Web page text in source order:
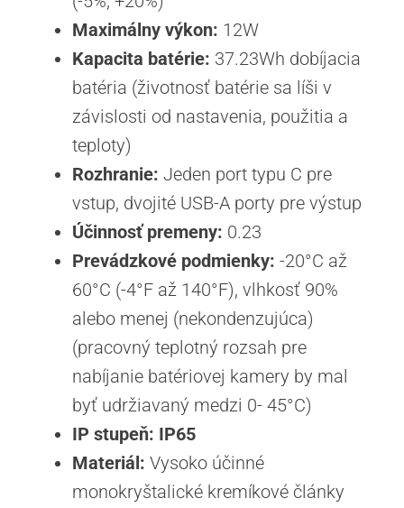
Maximálny výkon: 12W
Kapacita batérie: 37.23Wh dobíjacia
batéria (životnosť batérie sa líši v
závislosti od nastavenia, použitia a
teploty)
Rozhranie: Jeden port typu C pre
vstup, dvojité USB-A porty pre výstup
Účinnosť premeny: 0.23
Prevádzkové podmienky: -20°C až
60°C (-4°F až 140°F), vlhkosť 90%
alebo menej (nekondenzujúca)
(pracovný teplotný rozsah pre
nabíjanie batériovej kamery by mal
byť udržiavaný medzi 0- 45°C)
IP stupeň: IP65
Materiál: Vysoko účinné
monokryštalické kremíkové články